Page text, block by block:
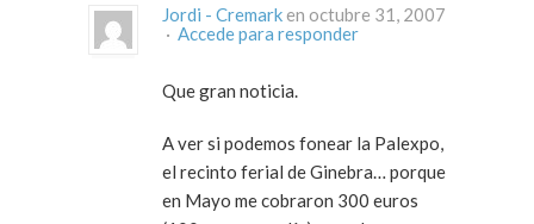
Jordi - Cremark en octubre 31, 2007
· Accede para responder
Que gran noticia.
A ver si podemos fonear la Palexpo,
el recinto ferial de Ginebra… porque
en Mayo me cobraron 300 euros